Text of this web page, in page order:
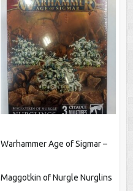
Warhammer Age of Sigmar –
Maggotkin of Nurgle Nurglins